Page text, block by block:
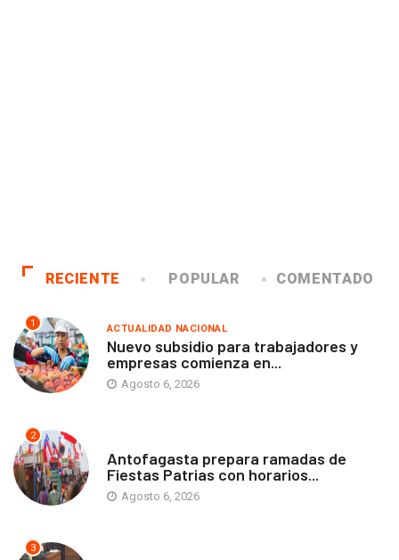
RECIENTE POPULAR COMENTADO
1 ACTUALIDAD NACIONAL
Nuevo subsidio para trabajadores y
empresas comienza en...
Agosto 6, 2026
2
Antofagasta prepara ramadas de
Fiestas Patrias con horarios...
Agosto 6, 2026
3